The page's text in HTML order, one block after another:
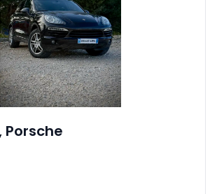
, Porsche